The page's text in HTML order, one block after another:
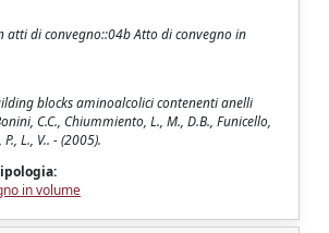
atti di convegno::04b Atto di convegno in
blocks aminoalcolici contenenti anelli
C.C., Chiummiento, L., M., D.B., Funicello,
L., V.. - (2005).
in volume